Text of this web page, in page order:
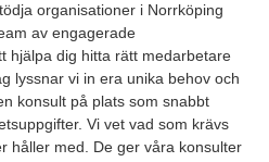
organisationer i Norrköping
av engagerade
hjälpa dig hitta rätt medarbetare
lyssnar vi in era unika behov och
konsult på plats som snabbt
Vi vet vad som krävs
håller med. De ger våra konsulter